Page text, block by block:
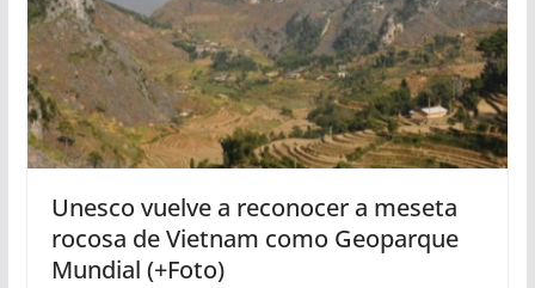
Unesco vuelve a reconocer a meseta
rocosa de Vietnam como Geoparque
Mundial (+Foto)